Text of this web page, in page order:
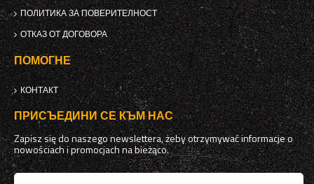
ПОЛИТИКА ЗА ПОВЕРИТЕЛНОСТ
ОТКАЗ ОТ ДОГОВОРА
ПОМОГНЕ
КОНТАКТ
ПРИСЪЕДИНИ СЕ КЪМ НАС
Zapisz się do naszego newslettera, żeby otrzymywać informacje o
nowościach i promocjach na bieżąco.